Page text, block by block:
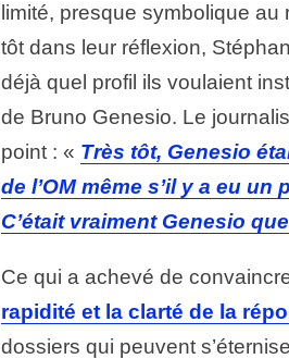
limité, presque symbolique
tôt dans leur réflexion,
déjà quel profil ils voulaient
de Bruno Genesio. Le
point : « Très tôt, Genesio
de l’OM même s’il y a eu
C’était vraiment Genesio
Ce qui a achevé de
rapidité et la clarté de la
dossiers qui peuvent